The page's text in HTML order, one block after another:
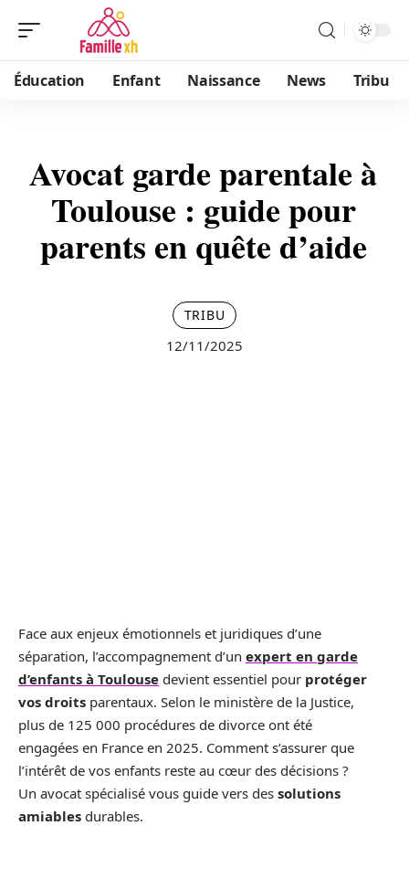
Éducation Enfant Naissance News Tribu
Avocat garde parentale à
Toulouse : guide pour
parents en quête d’aide
TRIBU
12/11/2025
Face aux enjeux émotionnels et juridiques d’une
séparation, l’accompagnement d’un expert en garde
d’enfants à Toulouse devient essentiel pour protéger
vos droits parentaux. Selon le ministère de la Justice,
plus de 125 000 procédures de divorce ont été
engagées en France en 2025. Comment s’assurer que
l’intérêt de vos enfants reste au cœur des décisions ?
Un avocat spécialisé vous guide vers des solutions
amiables durables.